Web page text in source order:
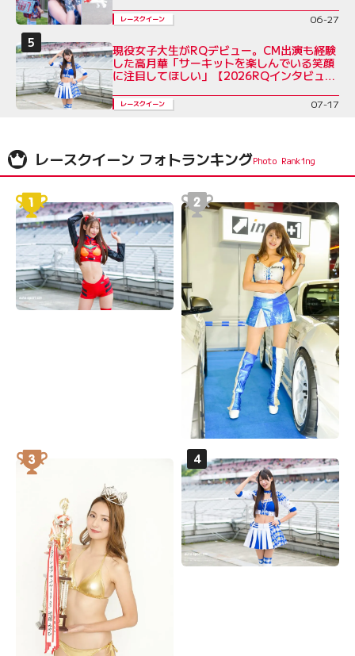
レースクイーン 06-27
現役女子大生がRQデビュー。CM出演も経験
した高月華「サーキットを楽しんでいる笑顔
に注目してほしい」【2026RQインタビュー
レースクイーン 07-17
レースクイーン フォトランキング